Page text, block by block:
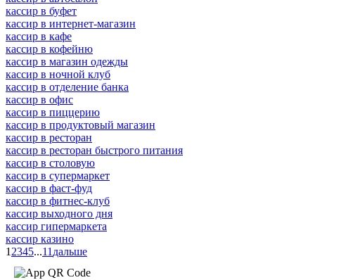
кассир в буфет
кассир в интернет-магазин
кассир в кафе
кассир в кофейню
кассир в магазин одежды
кассир в ночной клуб
кассир в отделение банка
кассир в офис
кассир в пиццерию
кассир в продуктовый магазин
кассир в ресторан
кассир в ресторан быстрого питания
кассир в столовую
кассир в супермаркет
кассир в фаст-фуд
кассир в фитнес-клуб
кассир выходного дня
кассир гипермаркета
кассир казино
1 2345...11 дальше